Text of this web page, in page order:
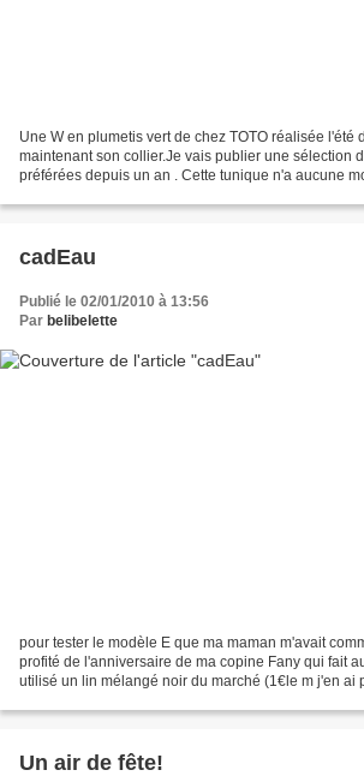
Une W en plumetis vert de chez TOTO réalisée l'été
maintenant son collier.Je vais publier une sélection
préférées depuis un an . Cette tunique n'a aucune
cadEau
Publié le 02/01/2010 à 13:56
Par belibelette
pour tester le modèle E que ma maman m'avait
profité de l'anniversaire de ma copine Fany qui fait
utilisé un lin mélangé noir du marché (1€le m j'en ai
Un air de fête!